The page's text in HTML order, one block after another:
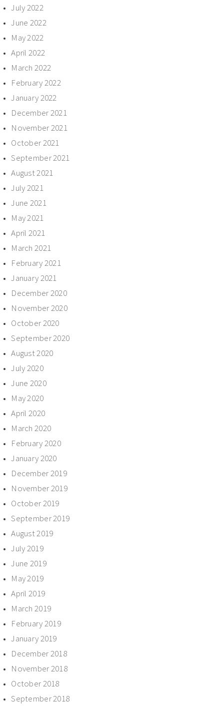
July 2022
June 2022
May 2022
April 2022
March 2022
February 2022
January 2022
December 2021
November 2021
October 2021
September 2021
August 2021
July 2021
June 2021
May 2021
April 2021
March 2021
February 2021
January 2021
December 2020
November 2020
October 2020
September 2020
August 2020
July 2020
June 2020
May 2020
April 2020
March 2020
February 2020
January 2020
December 2019
November 2019
October 2019
September 2019
August 2019
July 2019
June 2019
May 2019
April 2019
March 2019
February 2019
January 2019
December 2018
November 2018
October 2018
September 2018